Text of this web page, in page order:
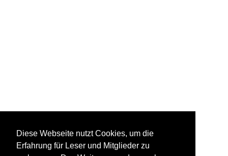
Diese Webseite nutzt Cookies, um die
Erfahrung für Leser und Mitglieder zu